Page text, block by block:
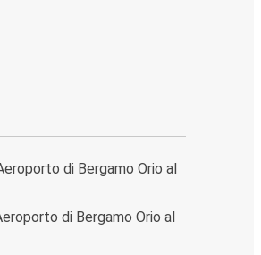
di Bergamo Orio al
di Bergamo Orio al